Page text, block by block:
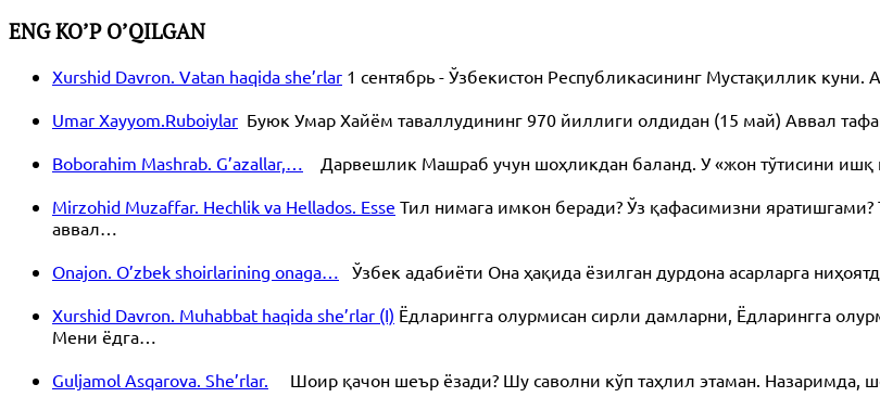
ENG KO’P O’QILGAN
Xurshid Davron. Vatan haqida she’rlar 1 сентябрь - Ўзбекистон Республикасининг Мустақиллик
Umar Xayyom.Ruboiylar Буюк Умар Хайём таваллудининг 970 йиллиги олдидан (15 май) Аввал
Boborahim Mashrab. G’azallar,…
Дарвешлик Машраб учун шоҳликдан баланд. У «жон тўтисини ишқ
Mirzohid Muzaffar. Hechlik va Hellados. Esse Тил нимага имкон беради? Ўз қафасимизни
аввал…
Onajon. O’zbek shoirlarining onaga…
Ўзбек адабиёти Она ҳақида ёзилган дурдона асарларга
Xurshid Davron. Muhabbat haqida she’rlar (I) Ёдларингга олурмисан сирли дамларни, Ёдларингга
Мени ёдга…
Guljamol Asqarova. She’rlar.
Шоир қачон шеър ёзади? Шу саволни кўп таҳлил этаман. Назаримда,